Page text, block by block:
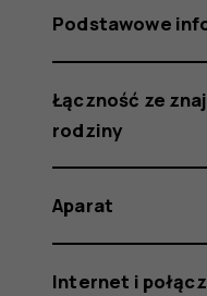
Podstawowe
Łączność ze
rodziny
Aparat
Internet i